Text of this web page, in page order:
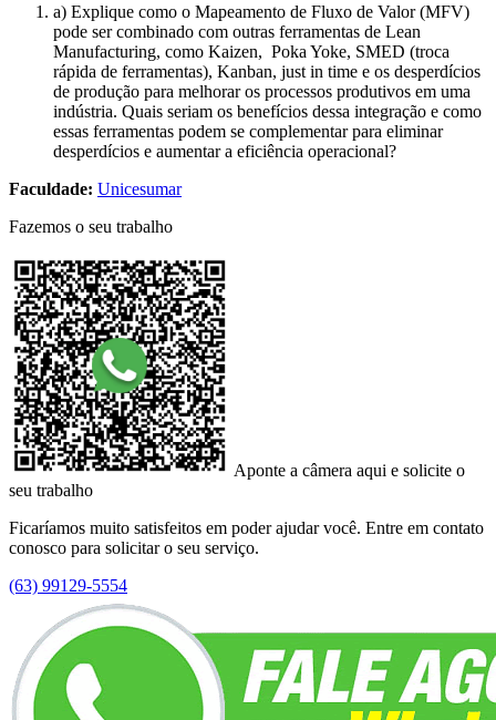
a) Explique como o Mapeamento de Fluxo de Valor (MFV)
pode ser combinado com outras ferramentas de Lean
Manufacturing, como Kaizen, Poka Yoke, SMED (troca
rápida de ferramentas), Kanban, just in time e os desperdícios
de produção para melhorar os processos produtivos em uma
indústria. Quais seriam os benefícios dessa integração e como
essas ferramentas podem se complementar para eliminar
desperdícios e aumentar a eficiência operacional?
Faculdade: Unicesumar
Fazemos o seu trabalho
Aponte a câmera aqui e solicite o
seu trabalho
Ficaríamos muito satisfeitos em poder ajudar você. Entre em contato
conosco para solicitar o seu serviço.
(63) 99129-5554